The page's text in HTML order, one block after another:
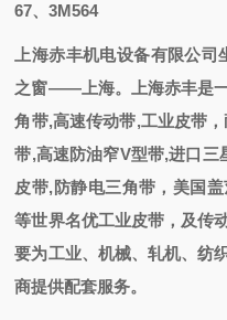
67、3M564
上海赤丰机电设备有限公司
之窗——上海。 上海赤丰是
角带,高速传动带,工业皮带
带,高速防油窄V型带,进口三
皮带,防静电三角带 ， 美国
等世界名优工业皮带， 及传
要为工业、机械、轧机、纺
商提供配套服务。